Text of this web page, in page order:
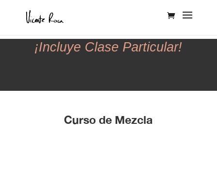
¡Incluye Clase Particular!
Curso de Mezcla